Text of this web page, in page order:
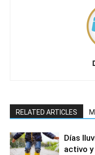
RELATED ARTICLES
Días
activo